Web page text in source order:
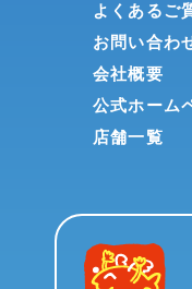
よくあるご
お問い合わ
会社概要
公式ホーム
店舗一覧